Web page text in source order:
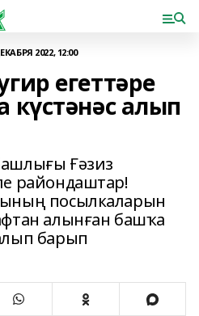
2022, 12:00
егеттәре
алып
Ғәзиз
райондаштар!
посылкаларын
алынған башҡа
барып